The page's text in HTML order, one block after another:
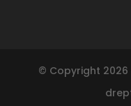
© Copyright